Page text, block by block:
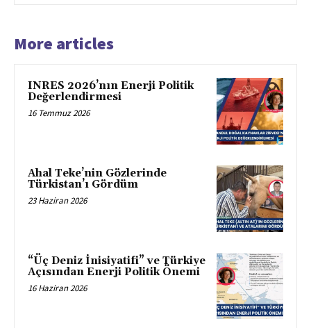
More articles
INRES 2026’nın Enerji Politik
Değerlendirmesi
16 Temmuz 2026
Ahal Teke’nin Gözlerinde
Türkistan’ı Gördüm
23 Haziran 2026
“Üç Deniz İnisiyatifi” ve Türkiye
Açısından Enerji Politik Önemi
16 Haziran 2026